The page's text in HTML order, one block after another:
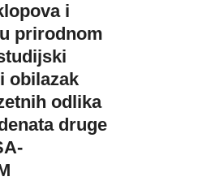
i
prirodnom
obilazak
odlika
druge